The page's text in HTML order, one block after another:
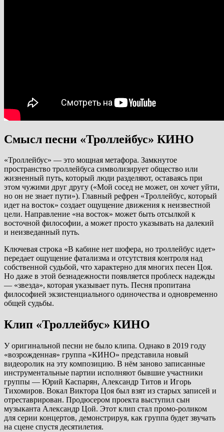
Смысл песни «Троллейбус» КИНО
«Троллейбус» — это мощная метафора. Замкнутое
пространство троллейбуса символизирует общество или
жизненный путь, который люди разделяют, оставаясь при
этом чужими друг другу («Мой сосед не может, он хочет уйти,
но он не знает пути»). Главный рефрен «Троллейбус, который
идет на восток» создает ощущение движения к неизвестной
цели. Направление «на восток» может быть отсылкой к
восточной философии, а может просто указывать на далекий
и неизведанный путь.
Ключевая строка «В кабине нет шофера, но троллейбус идет»
передает ощущение фатализма и отсутствия контроля над
собственной судьбой, что характерно для многих песен Цоя.
Но даже в этой безнадежности появляется проблеск надежды
— «звезда», которая указывает путь. Песня пропитана
философией экзистенциального одиночества и одновременно
общей судьбы.
Клип «Троллейбус» КИНО
У оригинальной песни не было клипа. Однако в 2019 году
«возрожденная» группа «КИНО» представила новый
видеоролик на эту композицию. В нём заново записанные
инструментальные партии исполняют бывшие участники
группы — Юрий Каспарян, Александр Титов и Игорь
Тихомиров. Вокал Виктора Цоя был взят из старых записей и
отреставрирован. Продюсером проекта выступил сын
музыканта Александр Цой. Этот клип стал промо-роликом
для серии концертов, демонстрируя, как группа будет звучать
на сцене спустя десятилетия.